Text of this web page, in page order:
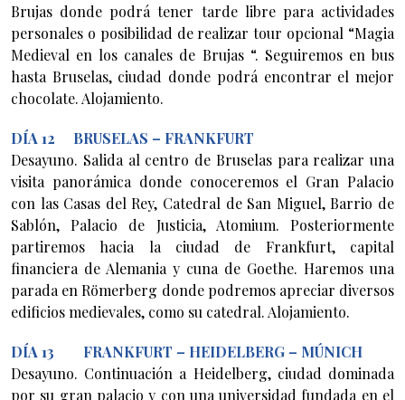
Brujas donde podrá tener tarde libre para actividades
personales o posibilidad de realizar tour opcional “Magia
Medieval en los canales de Brujas “. Seguiremos en bus
hasta Bruselas, ciudad donde podrá encontrar el mejor
chocolate. Alojamiento.
DÍA 12 BRUSELAS – FRANKFURT
Desayuno. Salida al centro de Bruselas para realizar una
visita panorámica donde conoceremos el Gran Palacio
con las Casas del Rey, Catedral de San Miguel, Barrio de
Sablón, Palacio de Justicia, Atomium. Posteriormente
partiremos hacia la ciudad de Frankfurt, capital
financiera de Alemania y cuna de Goethe. Haremos una
parada en Römerberg donde podremos apreciar diversos
edificios medievales, como su catedral. Alojamiento.
DÍA 13 FRANKFURT – HEIDELBERG – MÚNICH
Desayuno. Continuación a Heidelberg, ciudad dominada
por su gran palacio y con una universidad fundada en el